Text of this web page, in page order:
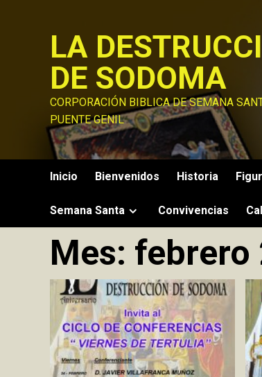
LA
DE SODOMA
CORPORACIÓN BIBLICA DE SEMANA
PUENTE GENIL
Inicio Bienvenidos Historia
Semana Santa Convivencias
Mes: febrero